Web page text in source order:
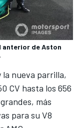
anterior de Aston
la nueva parrilla,
CV hasta los 656
más
para su V8